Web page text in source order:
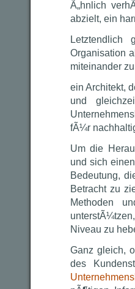
Ã„hnlich
abzielt, ein
Letztendlich
Organisation
miteinander
ein Architekt,
und
fÃ¼r
Um die
und sich
Bedeutung,
Betracht zu
Methoden
Niveau zu
Ganz gleich,
des